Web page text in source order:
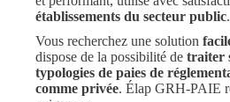
établissements du secteur public.
Vous recherchez une solution
dispose de la possibilité de traiter
typologies de paies de
comme privée. Élap GRH-PAIE